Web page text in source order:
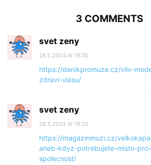
3 COMMENTS
svet zeny
28.5.2024 At 19:35
https://denikpromuze.cz/vliv-
zdravi-vlasu/
svet zeny
28.5.2024 At 19:35
https://magazinmuzi.cz/
aneb-kdyz-potrebujete-misto-
spolecnost/